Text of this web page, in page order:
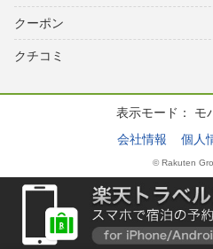
クーポン
クチコミ
表示モード： モ
会社情報
個人
© Rakuten